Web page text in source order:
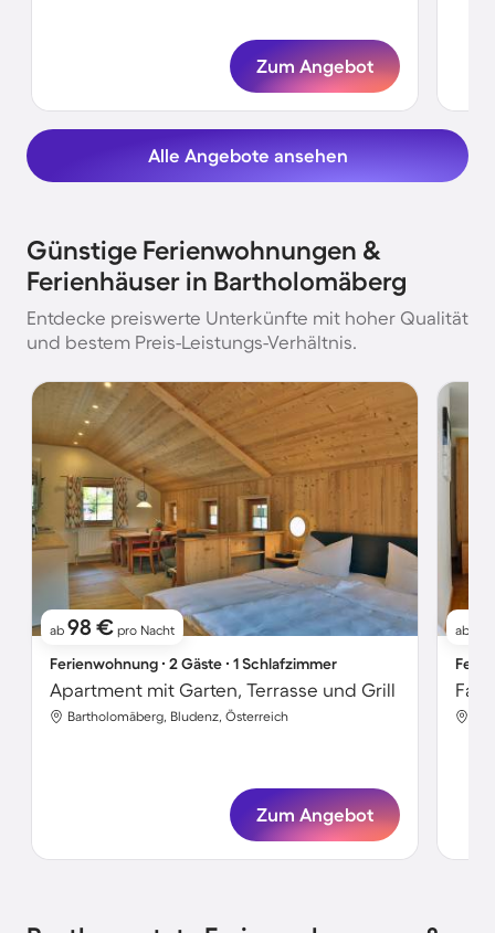
Zum Angebot
Alle Angebote ansehen
Günstige Ferienwohnungen &
Ferienhäuser in Bartholomäberg
Entdecke preiswerte Unterkünfte mit hoher Qualität
und bestem Preis-Leistungs-Verhältnis.
ab 98 € pro Nacht
Ferienwohnung ∙ 2 Gäste ∙ 1 Schlafzimmer
Apartment mit Garten, Terrasse und Grill
Bartholomäberg, Bludenz, Österreich
Zum Angebot
ab